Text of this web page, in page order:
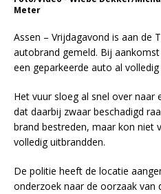
Meter
Assen – Vrijdagavond is aan de
autobrand gemeld. Bij
een geparkeerde auto al
Het vuur sloeg al snel over naar
dat daarbij zwaar beschadigd
brand bestreden, maar kon niet
volledig uitbrandden.
De politie heeft de locatie
onderzoek naar de oorzaak van